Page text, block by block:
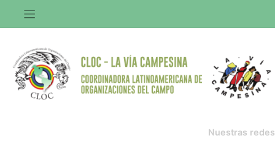
contenido
Nuestras redes